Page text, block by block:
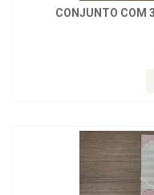
CONJUNTO COM